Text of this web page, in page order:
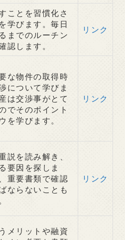
ことを習慣化さ
学びます。毎日
までのルーチン
認します。
リンク
な物件の取得時
について学びま
は交渉事がとて
でそのポイント
を学びます。
リンク
説を読み解き、
要因を探しま
重要書類で確認
ならないことも
リンク
メリットや融資